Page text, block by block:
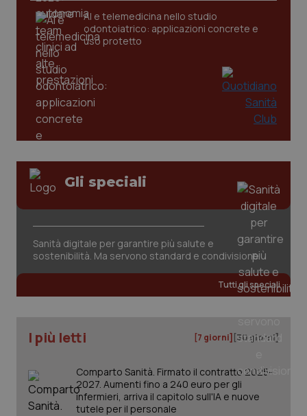
Ulcera & Reflusso
Vaccini
AI e telemedicina nello studio
odontoiatrico: applicazioni concrete e
uso protetto
Gli speciali
Sanità digitale per garantire più salute e
sostenibilità. Ma servono standard e condivisione
Tutti gli speciali
I più letti [7 giorni] [30 giorni]
Comparto Sanità. Firmato il contratto 2025-
2027. Aumenti fino a 240 euro per gli
infermieri, arriva il capitolo sull'IA e nuove
tutele per il personale
CookieScriptConsent
tracking-enable